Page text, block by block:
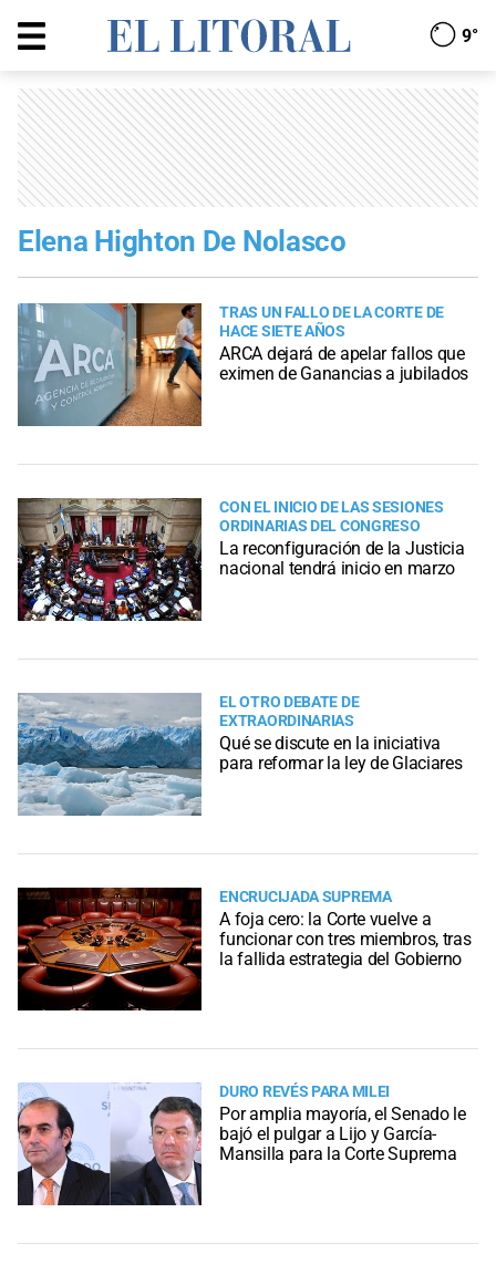
9°
Elena Highton De Nolasco
TRAS UN FALLO DE LA CORTE DE
HACE SIETE AÑOS
ARCA dejará de apelar fallos que
eximen de Ganancias a jubilados
CON EL INICIO DE LAS SESIONES
ORDINARIAS DEL CONGRESO
La reconfiguración de la Justicia
nacional tendrá inicio en marzo
EL OTRO DEBATE DE
EXTRAORDINARIAS
Qué se discute en la iniciativa
para reformar la ley de Glaciares
ENCRUCIJADA SUPREMA
A foja cero: la Corte vuelve a
funcionar con tres miembros, tras
la fallida estrategia del Gobierno
DURO REVÉS PARA MILEI
Por amplia mayoría, el Senado le
bajó el pulgar a Lijo y García-
Mansilla para la Corte Suprema